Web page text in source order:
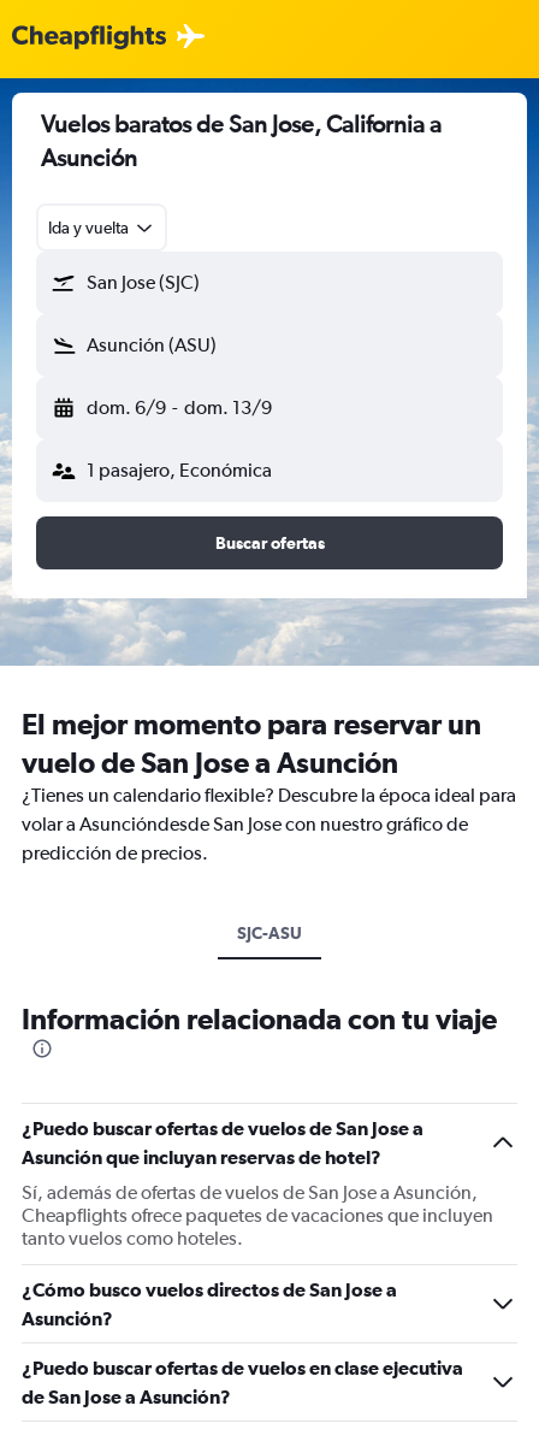
Vuelos baratos de San Jose, California a
Asunción
Ida y vuelta
San Jose (SJC)
Asunción (ASU)
dom. 6/9 - dom. 13/9
1 pasajero, Económica
Buscar ofertas
El mejor momento para reservar un
vuelo de San Jose a Asunción
¿Tienes un calendario flexible? Descubre la época ideal para
volar a Asuncióndesde San Jose con nuestro gráfico de
predicción de precios.
SJC-ASU
Información relacionada con tu viaje
¿Puedo buscar ofertas de vuelos de San Jose a
Asunción que incluyan reservas de hotel?
Sí, además de ofertas de vuelos de San Jose a Asunción,
Cheapflights ofrece paquetes de vacaciones que incluyen
tanto vuelos como hoteles.
¿Cómo busco vuelos directos de San Jose a
Asunción?
¿Puedo buscar ofertas de vuelos en clase ejecutiva
de San Jose a Asunción?